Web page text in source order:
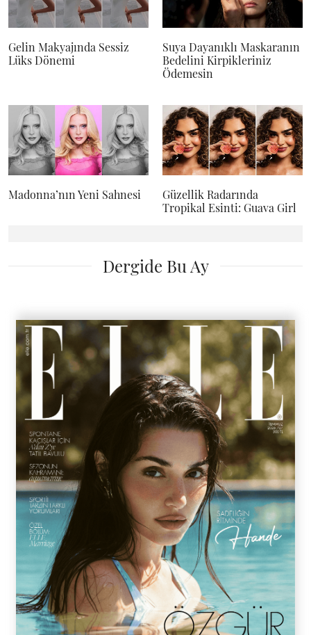
Gelin Makyajında Sessiz
Lüks Dönemi
Suya Dayanıklı Maskaranın
Bedelini Kirpikleriniz
Ödemesin
Madonna’nın Yeni Sahnesi
Güzellik Radarında
Tropikal Esinti: Guava Girl
Dergide Bu Ay